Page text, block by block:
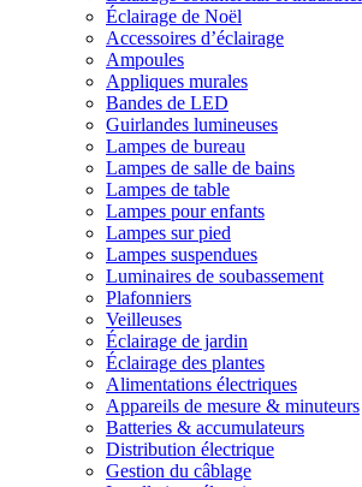
Éclairage de Noël
Accessoires d’éclairage
Ampoules
Appliques murales
Bandes de LED
Guirlandes lumineuses
Lampes de bureau
Lampes de salle de bains
Lampes de table
Lampes pour enfants
Lampes sur pied
Lampes suspendues
Luminaires de soubassement
Plafonniers
Veilleuses
Éclairage de jardin
Éclairage des plantes
Alimentations électriques
Appareils de mesure & minuteurs
Batteries & accumulateurs
Distribution électrique
Gestion du câblage